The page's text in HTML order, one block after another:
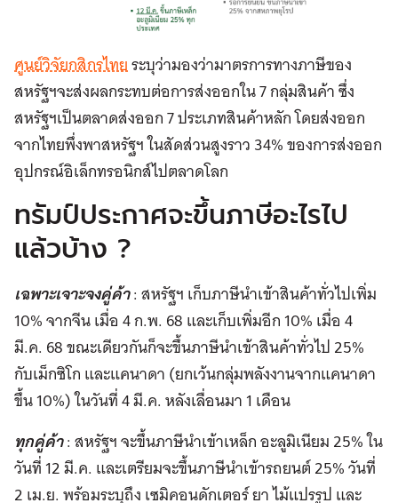
ศูนย์วิจัยกสิกรไทยระบุว่ามองว่ามาตรการทางภาษีของ
สหรัฐฯจะส่งผลกระทบต่อการส่งออกใน 7 กลุ่มสินค้า ซึ่ง
สหรัฐฯเป็นตลาดส่งออก 7 ประเภทสินค้าหลัก โดยส่งออก
จากไทยพึ่งพาสหรัฐฯ ในสัดส่วนสูงราว 34% ของการส่งออก
อุปกรณ์อิเล็กทรอนิกส์ไปตลาดโลก
ทรัมป์ประกาศจะขึ้นภาษีอะไรไป
แล้วบ้าง ?
เฉพาะเจาะจงคู่ค้า: สหรัฐฯ เก็บภาษีนำเข้าสินค้าทั่วไปเพิ่ม
10% จากจีน เมื่อ 4 ก.พ. 68 และเก็บเพิ่มอีก 10% เมื่อ 4
มี.ค. 68 ขณะเดียวกันก็จะขึ้นภาษีนำเข้าสินค้าทั่วไป 25%
กับเม็กซิโก และแคนาดา (ยกเว้นกลุ่มพลังงานจากแคนาดา
ขึ้น 10%) ในวันที่ 4 มี.ค. หลังเลื่อนมา 1 เดือน
ทุกคู่ค้า: สหรัฐฯ จะขึ้นภาษีนำเข้าเหล็ก อะลูมิเนียม 25% ใน
วันที่ 12 มี.ค. และเตรียมจะขึ้นภาษีนำเข้ารถยนต์ 25% วันที่
2 เม.ย. พร้อมระบุถึง เซมิคอนดักเตอร์ ยา ไม้แปรรูป และ